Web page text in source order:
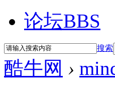
论坛BBS
搜索
酷牛网 ›